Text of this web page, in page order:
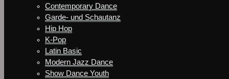
Contemporary Dance
Garde- und Schautanz
Hip Hop
K-Pop
Latin Basic
Modern Jazz Dance
Show Dance Youth